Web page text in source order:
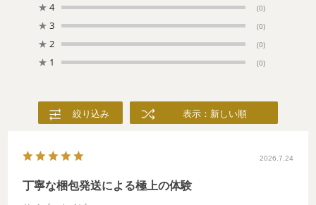
★ 4 (0)
★ 3 (0)
★ 2 (0)
★ 1 (0)
絞り込み 表示：新しい順
2026.7.24
丁寧な梱包発送による極上の体験